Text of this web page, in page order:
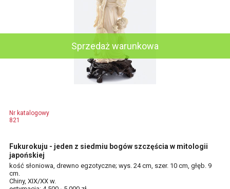
Sprzedaż warunkowa
Nr katalogowy
821
Fukurokuju - jeden z siedmiu bogów szczęścia w mitologii
japońskiej
kość słoniowa, drewno egzotyczne; wys. 24 cm, szer. 10 cm, głęb. 9
cm.
Chiny, XIX/XX w.